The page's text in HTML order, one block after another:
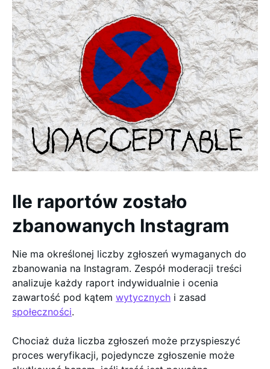
Ile raportów zostało
zbanowanych Instagram
Nie ma określonej liczby zgłoszeń wymaganych do
zbanowania na Instagram. Zespół moderacji treści
analizuje każdy raport indywidualnie i ocenia
zawartość pod kątem wytycznych i zasad
społeczności.
Chociaż duża liczba zgłoszeń może przyspieszyć
proces weryfikacji, pojedyncze zgłoszenie może